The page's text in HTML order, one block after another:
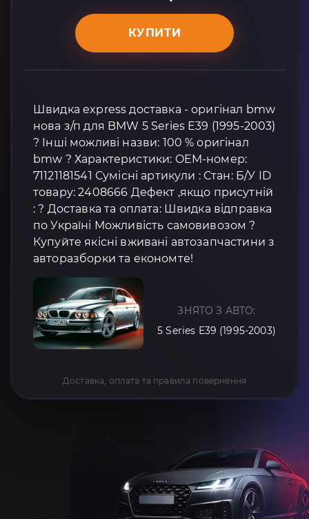
КУПИТИ
Швидка express доставка - оригінал bmw
нова з/п для BMW 5 Series E39 (1995-2003)
? Інші можливі назви: 100 % оригінал
bmw ? Характеристики: OEM-номер:
71121181541 Сумісні артикули : Стан: Б/У ID
товару: 2408666 Дефект ,якщо присутній
: ? Доставка та оплата: Швидка відправка
по Україні Можливість самовивозом ?
Купуйте якісні вживані автозапчастини з
авторазборки та економте!
ЗНЯТО З АВТО:
5 Series E39 (1995-2003)
Доставка, оплата та правила повернення